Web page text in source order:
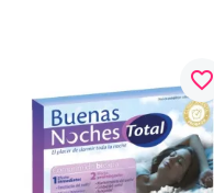
favorite_border